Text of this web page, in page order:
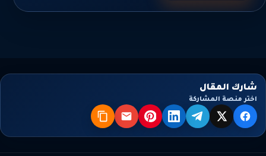
شارك المقال
اختر منصة المشاركة
فيسبوك
X تيليجراملينكدإنبنترستالبريد نسخ